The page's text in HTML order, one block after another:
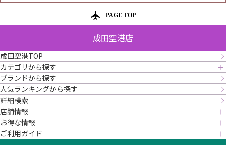
PAGE TOP
成田空港店
成田空港TOP
カテゴリから探す
ブランドから探す
人気ランキングから探す
詳細検索
店舗情報
お得な情報
ご利用ガイド